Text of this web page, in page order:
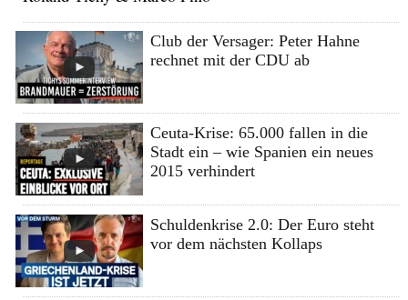
Club der Versager: Peter Hahne
rechnet mit der CDU ab
Ceuta-Krise: 65.000 fallen in die
Stadt ein – wie Spanien ein neues
2015 verhindert
Schuldenkrise 2.0: Der Euro steht
vor dem nächsten Kollaps